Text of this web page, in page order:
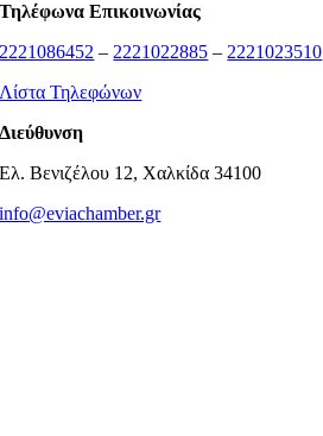
Τηλέφωνα Επικοινωνίας
2221086452 – 2221022885 – 2221023510
Λίστα Τηλεφώνων
Διεύθυνση
Ελ. Βενιζέλου 12, Χαλκίδα 34100
info@eviachamber.gr